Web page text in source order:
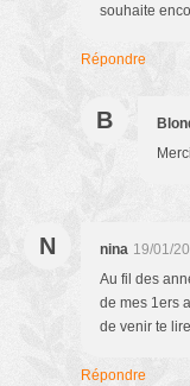
souhaite
Répondre
B
N nina 19/01/
Au fil des
de mes 1ers
de venir te
Répondre